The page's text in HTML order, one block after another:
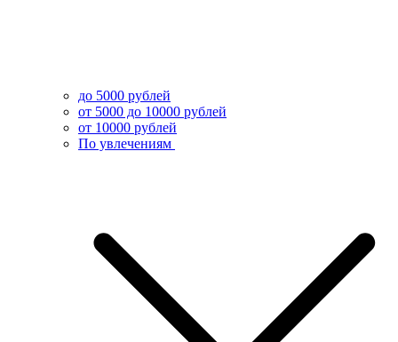
до 5000 рублей
от 5000 до 10000 рублей
от 10000 рублей
По увлечениям